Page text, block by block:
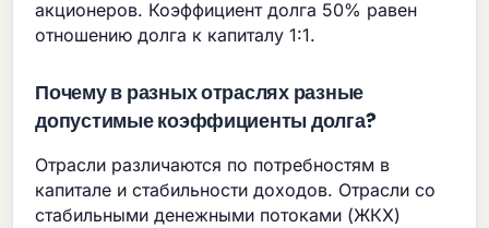
акционеров. Коэффициент долга 50% равен
отношению долга к капиталу 1:1.
Почему в разных отраслях разные
допустимые коэффициенты долга?
Отрасли различаются по потребностям в
капитале и стабильности доходов. Отрасли со
стабильными денежными потоками (ЖКХ)